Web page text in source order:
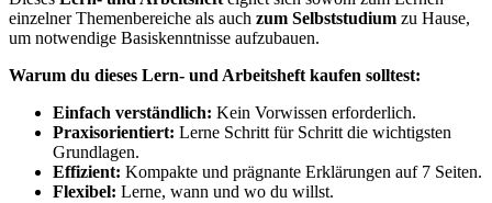
einzelner Themenbereiche als auch zum Selbststudium zu Hause,
um notwendige Basiskenntnisse aufzubauen.
Warum du dieses Lern- und Arbeitsheft kaufen solltest:
Einfach verständlich: Kein Vorwissen erforderlich.
Praxisorientiert: Lerne Schritt für Schritt die wichtigsten
Grundlagen.
Effizient: Kompakte und prägnante Erklärungen auf 7 Seiten.
Flexibel: Lerne, wann und wo du willst.